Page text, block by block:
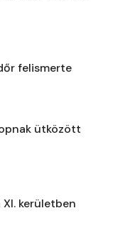
felismerte
ütközött
XI. kerületben